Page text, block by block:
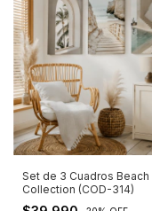
Set de 3 Cuadros Beach
Collection (COD-314)